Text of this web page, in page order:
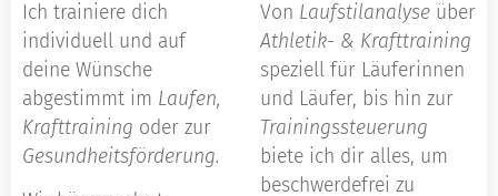
Ich trainiere dich
individuell und auf
deine Wünsche
abgestimmt im Laufen,
Krafttraining oder zur
Gesundheitsförderung.
Von Laufstilanalyse über
Athletik- & Krafttraining
speziell für Läuferinnen
und Läufer, bis hin zur
Trainingssteuerung
biete ich dir alles, um
beschwerdefrei zu